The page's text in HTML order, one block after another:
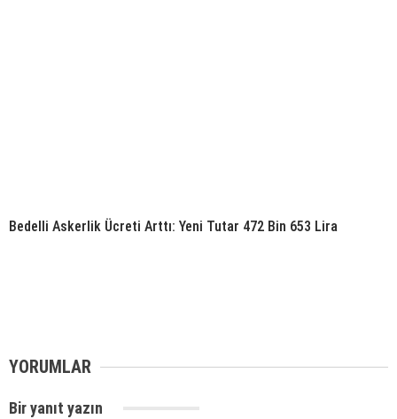
Bedelli Askerlik Ücreti Arttı: Yeni Tutar 472 Bin 653 Lira
YORUMLAR
Bir yanıt yazın